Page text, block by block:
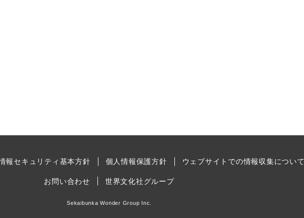
報セキュリティ基本方針 個人情報保護方針 ウェブサイトでの情報収集について
お問い合わせ 世界文化社グループ
Sekaibunka Wonder Group Inc.